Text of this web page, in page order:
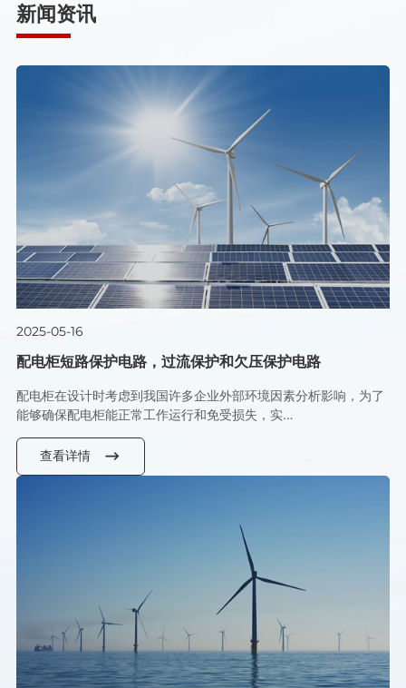
新闻资讯
2025-05-16
配电柜短路保护电路，过流保护和欠压保护电路
配电柜在设计时考虑到我国许多企业外部环境因素分析影响，为了
能够确保配电柜能正常工作运行和免受损失，实…
查看详情